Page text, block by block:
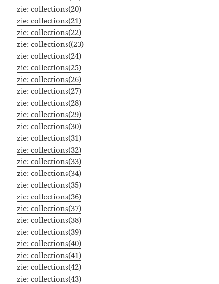
zie:collections(20)
zie:collections(21)
zie: collections(22)
zie:collections((23)
zie:collections(24)
zie:collections(25)
zie:collections(26)
zie:collections(27)
zie:collections(28)
zie:collections(29)
zie:collections(30)
zie:collections(31)
zie: collections(32)
zie:collections(33)
zie:collections(34)
zie:collections(35)
zie: collections(36)
zie:collections(37)
zie:collections(38)
zie: collections(39)
zie: collections(40)
zie:collections(41)
zie: collections(42)
zie:collections(43)